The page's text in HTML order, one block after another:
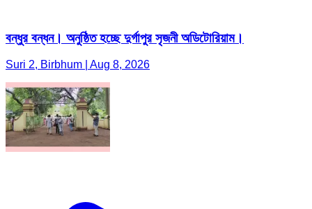
বন্ধুর বন্ধন। অনুষ্ঠিত হচ্ছে দুর্গাপুর সৃজনী অডিটোরিয়াম।
Suri 2, Birbhum | Aug 8, 2026